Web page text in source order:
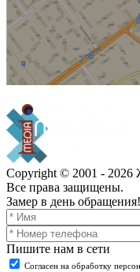
Copyright © 2001 - 2026
Все права защищены.
Замер в день обращения!
Пишите нам в сети
Согласен на обработку